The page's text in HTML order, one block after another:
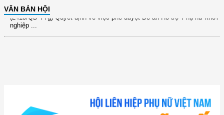
VĂN BẢN HỘI
(2415/QĐ-TTg) Quyết định về việc phê duyệt Đề án Hỗ trợ Phụ nữ khởi
nghiệp ...